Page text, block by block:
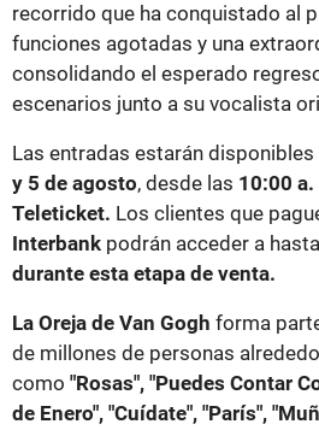
recorrido que ha conquistado al
funciones agotadas y una
consolidando el esperado
escenarios junto a su vocalista
Las entradas estarán
y 5 de agosto, desde las 10:00 a.
Teleticket. Los clientes que
Interbank podrán acceder a
durante esta etapa de venta.
La Oreja de Van Gogh forma
de millones de personas
como "Rosas", "Puedes Contar
de Enero", "Cuídate", "París",